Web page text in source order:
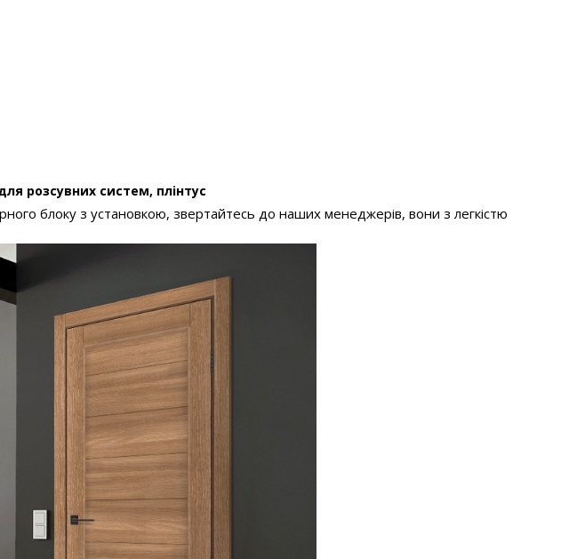
розсувних систем, плінтус
блоку з установкою, звертайтесь до наших менеджерів, вони з легкістю